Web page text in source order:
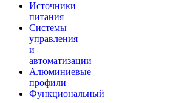
Источники
питания
Системы
управления
и
автоматизации
Алюминиевые
профили
Функциональный